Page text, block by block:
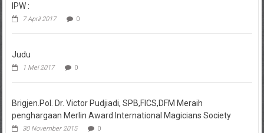
IPW :
7 April 2017 0
Judu
1 Mei 2017 0
Brigjen.Pol. Dr. Victor Pudjiadi, SPB,FICS,DFM Meraih
penghargaan Merlin Award International Magicians Society
30 November 2015 0